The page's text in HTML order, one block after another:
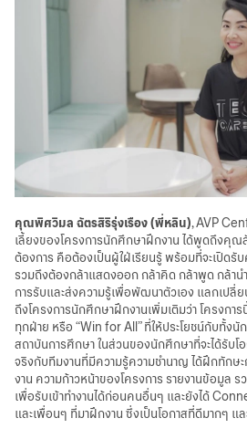
คุณพิศวิมล ฉัตรสิริรุ่งเรือง (พี่หลิน), AVP
เลี้ยงของโครงการนักศึกษาฝึกงาน ได้พูดถึงคุ
ต้องการ คือต้องเป็นผู้ใฝ่เรียนรู้ พร้อมที่จะเปิดรั
รวมถึงต้องกล้าแสดงออก กล้าคิด กล้าพูด กล้าน
การรับและส่งความรู้เพื่อพัฒนาตัวเอง แลกเปลี่
ถึงโครงการนักศึกษาฝึกงานเพิ่มเติมว่า โครงการ
ทุกฝ่าย หรือ “Win for All” ที่ให้ประโยชน์กับทั้งนั
สถาบันการศึกษา ในส่วนของนักศึกษาที่จะได้รับโอ
จริงกับทีมงานที่มีความรู้ความชำนาญ ได้ฝึกทักษะ
งาน ความก้าวหน้าของโครงการ รายงานข้อมูล
เพื่อรับเข้าทำงานได้ก่อนคนอื่นๆ และยังได้
และเพื่อนๆ ที่มาฝึกงาน ซึ่งเป็นโอกาสที่ดีมากๆ แล